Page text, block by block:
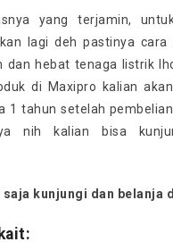
yang terjamin,
lagi deh pastinya cara
dan hebat tenaga listrik
di Maxipro kalian
1 tahun setelah
nih kalian bisa
kunjungi dan belanja